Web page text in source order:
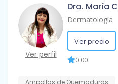
Ver perfil
Dra. María
Dermatología
Ver precio
0.00
Ampollas de Quemaduras